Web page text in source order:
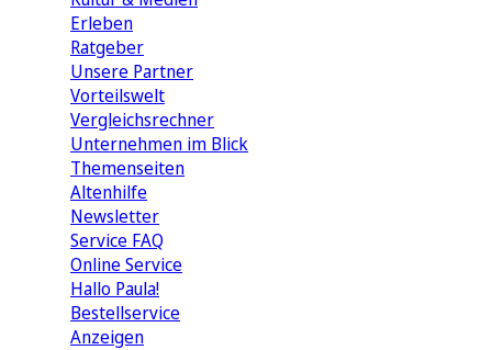
Erleben
Ratgeber
Unsere Partner
Vorteilswelt
Vergleichsrechner
Unternehmen im Blick
Themenseiten
Altenhilfe
Newsletter
Service FAQ
Online Service
Hallo Paula!
Bestellservice
Anzeigen